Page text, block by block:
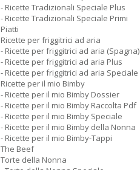
- Ricette Tradizionali Speciale Plus
- Ricette Tradizionali Speciale Primi
Piatti
Ricette per friggitrici ad aria
- Ricette per friggitrici ad aria (Spagna)
- Ricette per friggitrici ad aria Plus
- Ricette per friggitrici ad aria Speciale
Ricette per il mio Bimby
- Ricette per il mio Bimby Dossier
- Ricette per il mio Bimby Raccolta Pdf
- Ricette per il mio Bimby Speciale
- Ricette per il mio Bimby della Nonna
- Ricette per il mio Bimby-Tappi
The Beef
Torte della Nonna